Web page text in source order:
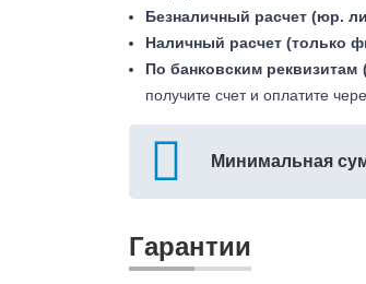
Безналичный расчет (юр.
Наличный расчет (только
По банковским реквизитам
получите счет и оплатите
Минимальная
Гарантии